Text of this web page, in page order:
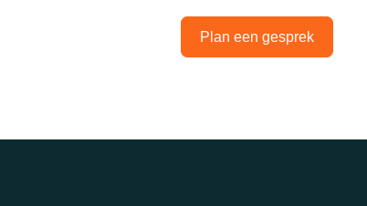
Plan een gesprek